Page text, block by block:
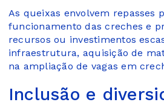
As queixas envolvem repasses
funcionamento das creches e
recursos ou investimentos
infraestrutura, aquisição de
na ampliação de vagas em
Inclusão e